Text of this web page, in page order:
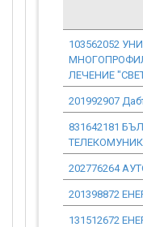
103562052
ЛЕЧЕНИЕ
201992907
831642181
202776264
201398872
131512672